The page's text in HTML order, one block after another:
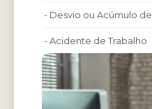
- Desvio ou Acúmulo
- Acidente de Trabalho